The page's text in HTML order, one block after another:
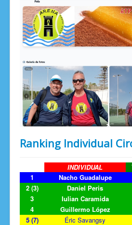
Club de Tenis ARENA Santa Pola
Histórico
Ranking Individual
INDIVIDUAL
1
Nacho Guadalupe
2 (3) Daniel Peris
3 Iulian Caramida
4 Guillermo López
5 (7) Éric Savangsy